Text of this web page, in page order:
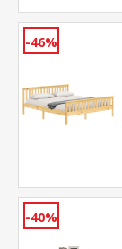
-46%
-40%